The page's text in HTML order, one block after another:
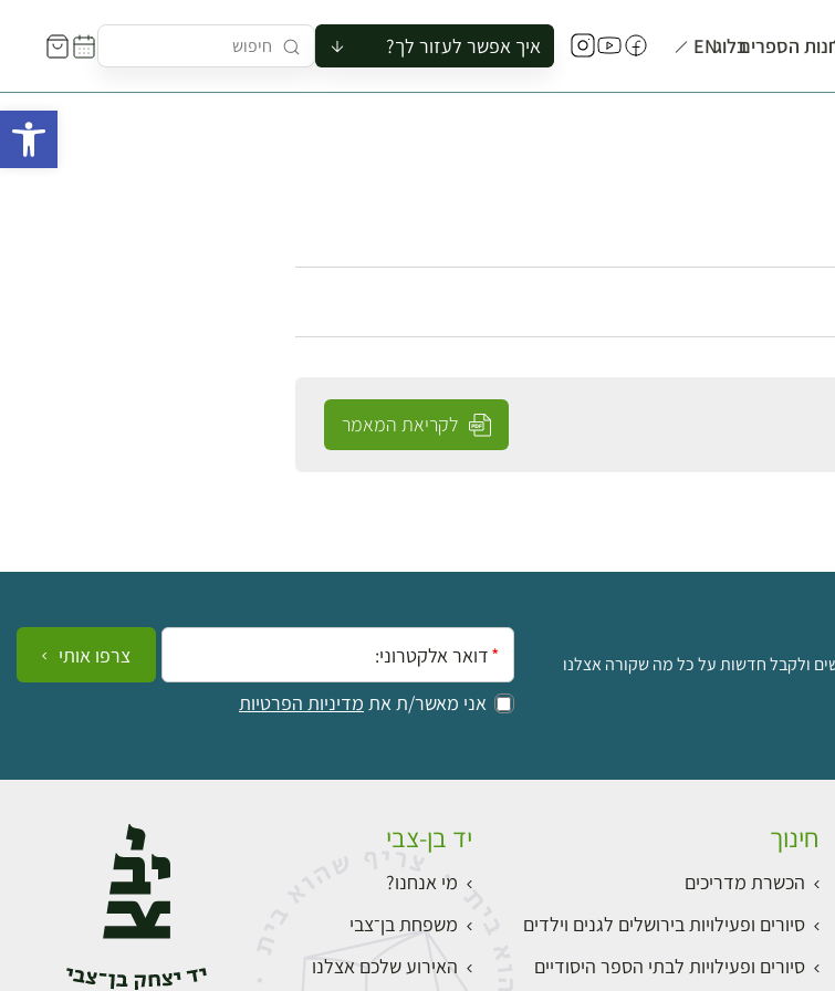
הספריםבלוגEN איך אפשר לעזור לך?
להזמין סיור לקבוצה
לקריאת המאמר
ולקבל חדשות על כל מה שקורה אצלנו
אימייל:
אני מאשר/ת את מדיניות הפרטיות
צרפו אותי
חינוך
הכשרת מדריכים
סיורים ופעילויות בירושלים לגנים וילדים
סיורים ופעילויות לבתי הספר היסודיים
יד בן-צבי
מי אנחנו?
משפחת בן־צבי
האירוע שלכם אצלנו